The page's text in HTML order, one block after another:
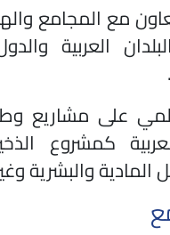
مع المجامع
العربية
على مشاريع
كمشروع
المادية والبشرية